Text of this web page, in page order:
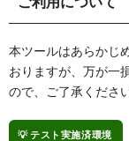
本ツールはあらかじ
おりますが、万が一
ので、ご了承ください
テスト実施済環境